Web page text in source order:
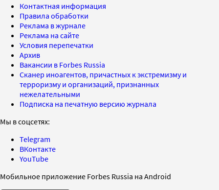
Контактная информация
Правила обработки
Реклама в журнале
Реклама на сайте
Условия перепечатки
Архив
Вакансии в Forbes Russia
Сканер иноагентов, причастных к экстремизму и
терроризму и организаций, признанных
нежелательными
Подписка на печатную версию журнала
Мы в соцсетях:
Telegram
ВКонтакте
YouTube
Мобильное приложение Forbes Russia на Android